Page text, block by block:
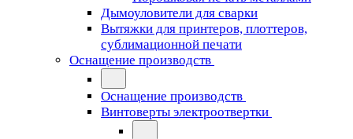
Дымоуловители для сварки
Вытяжки для принтеров, плоттеров,
сублимационной печати
Оснащение производств
Оснащение производств
Винтоверты электроотвертки